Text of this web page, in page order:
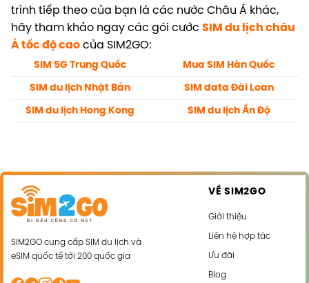
trình tiếp theo của bạn là các nước Châu Á khác,
hãy tham khảo ngay các gói cước SIM du lịch châu
Á tốc độ cao của SIM2GO:
SIM 5G Trung Quốc Mua SIM Hàn Quốc
SIM du lịch Nhật Bản SIM data Đài Loan
SIM du lịch Hong Kong SIM du lịch Ấn Độ
SIM2GO cung cấp SIM du lịch và
eSIM quốc tế tới 200 quốc gia
VỀ SIM2GO
Giới thiệu
Liên hệ hợp tác
Ưu đãi
Blog